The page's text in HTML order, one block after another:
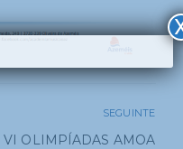
SEGUINTE
VI OLIMPÍADAS AMOA